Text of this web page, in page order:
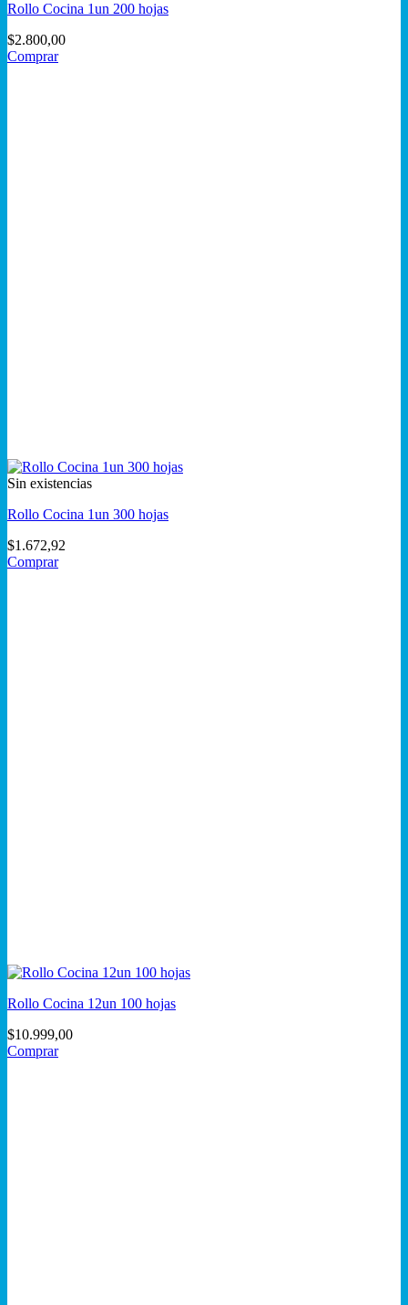
Rollo Cocina 1un 200 hojas
$2.800,00
Comprar
Sin existencias
Rollo Cocina 1un 300 hojas
$1.672,92
Comprar
Rollo Cocina 12un 100 hojas
$10.999,00
Comprar